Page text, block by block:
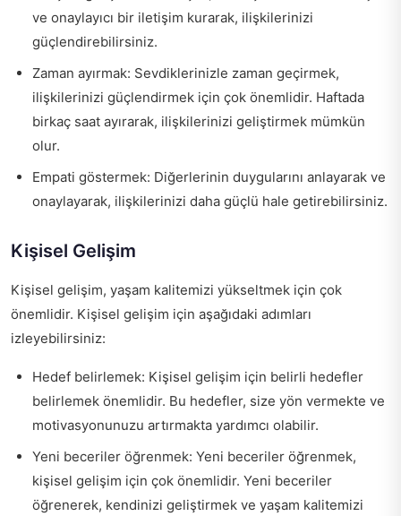
ve onaylayıcı bir iletişim kurarak, ilişkilerinizi
güçlendirebilirsiniz.
Zaman ayırmak: Sevdiklerinizle zaman geçirmek,
ilişkilerinizi güçlendirmek için çok önemlidir. Haftada
birkaç saat ayırarak, ilişkilerinizi geliştirmek mümkün
olur.
Empati göstermek: Diğerlerinin duygularını anlayarak ve
onaylayarak, ilişkilerinizi daha güçlü hale getirebilirsiniz.
Kişisel Gelişim
Kişisel gelişim, yaşam kalitemizi yükseltmek için çok
önemlidir. Kişisel gelişim için aşağıdaki adımları
izleyebilirsiniz:
Hedef belirlemek: Kişisel gelişim için belirli hedefler
belirlemek önemlidir. Bu hedefler, size yön vermekte ve
motivasyonunuzu artırmakta yardımcı olabilir.
Yeni beceriler öğrenmek: Yeni beceriler öğrenmek,
kişisel gelişim için çok önemlidir. Yeni beceriler
öğrenerek, kendinizi geliştirmek ve yaşam kalitemizi